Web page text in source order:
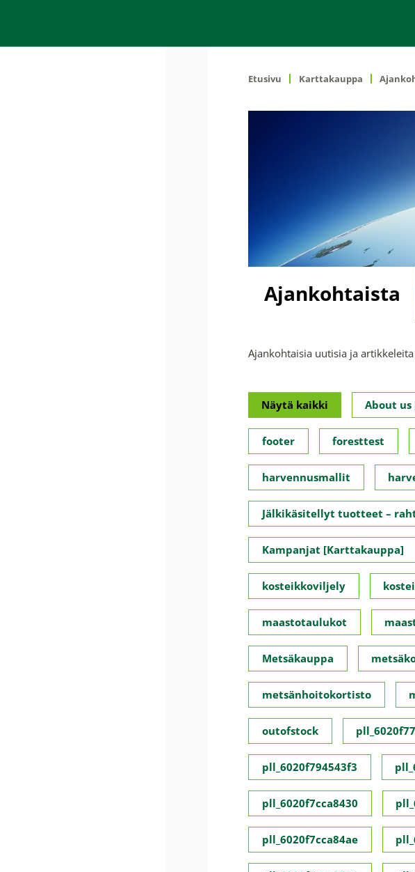
Etusivu Karttakauppa
Ajankohtaista
Ajankohtaisia uutisia ja
Näytä kaikki About us
footer foresttest
harvennusmallit
Jälkikäsitellyt tuotteet –
Kampanjat [Karttakauppa]
kosteikkoviljely
maastotaulukot
Metsäkauppa
metsänhoitokortisto
outofstock
pll_6020f794543f3
pll_6020f7cca8430
pll_6020f7cca84ae